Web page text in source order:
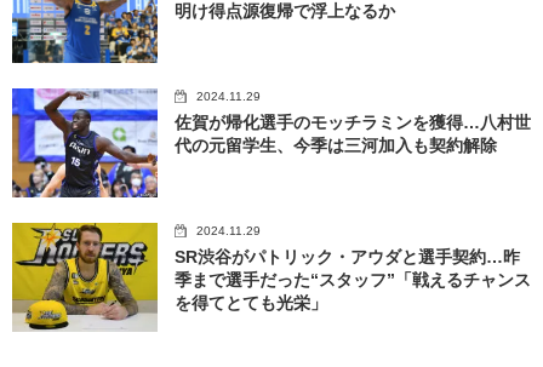
明け得点源復帰で浮上なるか
2024.11.29
佐賀が帰化選手のモッチラミンを獲得…八村世
代の元留学生、今季は三河加入も契約解除
2024.11.29
SR渋谷がパトリック・アウダと選手契約…昨
季まで選手だった“スタッフ”「戦えるチャンス
を得てとても光栄」